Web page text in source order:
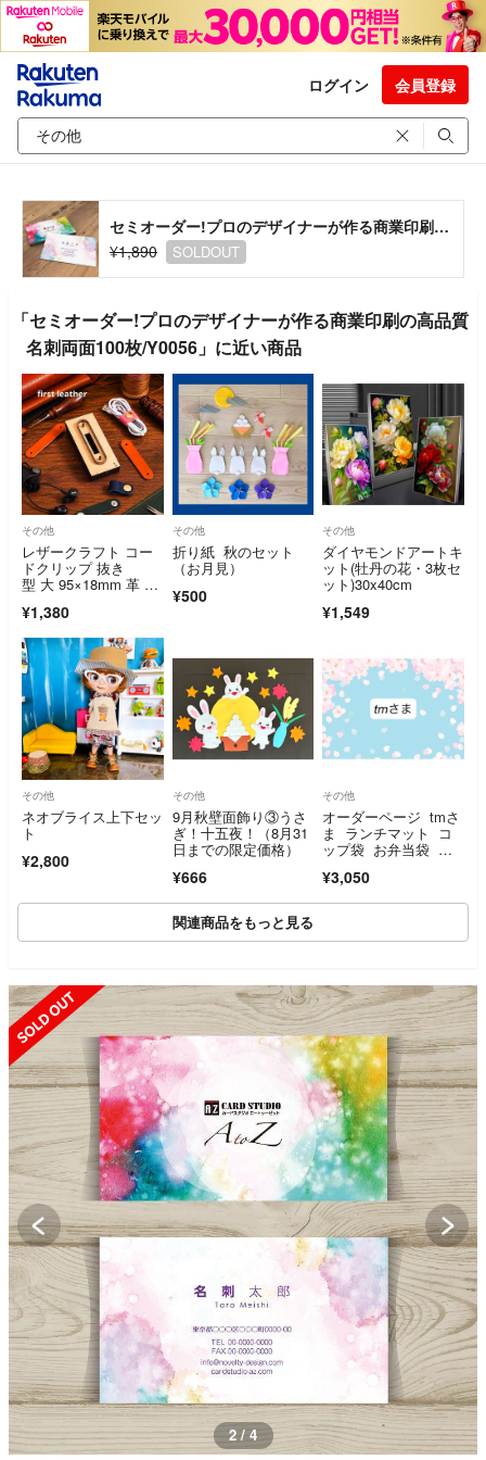
ログイン 会員登録
セミオーダー!プロのデザイナーが作る商業印刷の高品質名刺両面100枚/Y0056
¥1,890
SOLDOUT
「セミオーダー!プロのデザイナーが作る商業印刷の高品質
名刺両面100枚/Y0056」に近い商品
その他
レザークラフト コー
ドクリップ 抜き
型 大 95×18mm 革 型
¥1,380
その他
折り紙 秋のセット
（お月見）
¥500
その他
ダイヤモンドアートキ
ット(牡丹の花・3枚セ
ット)30x40cm
¥1,549
その他
ネオブライス上下セッ
ト
¥2,800
その他
9月秋壁面飾り③うさ
ぎ！十五夜！（8月31
日までの限定価格）
¥666
その他
オーダーページ tmさ
ま ランチマット コ
ップ袋 お弁当袋 ハ
¥3,050
関連商品をもっと見る
SOLD OUT
2 / 4